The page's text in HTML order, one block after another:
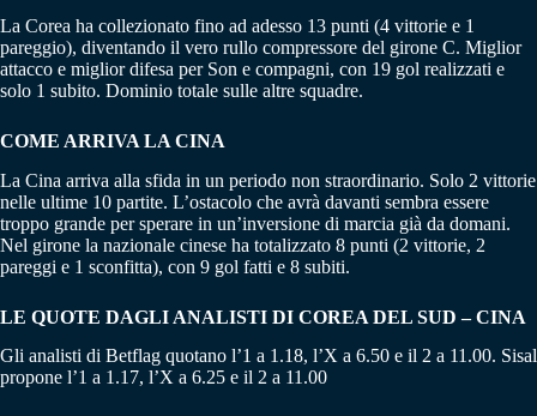
La Corea ha collezionato fino ad adesso 13 punti (4 vittorie e 1
pareggio), diventando il vero rullo compressore del girone C. Miglior
attacco e miglior difesa per Son e compagni, con 19 gol realizzati e
solo 1 subito. Dominio totale sulle altre squadre.
COME ARRIVA LA CINA
La Cina arriva alla sfida in un periodo non straordinario. Solo 2 vittorie
nelle ultime 10 partite. L’ostacolo che avrà davanti sembra essere
troppo grande per sperare in un’inversione di marcia già da domani.
Nel girone la nazionale cinese ha totalizzato 8 punti (2 vittorie, 2
pareggi e 1 sconfitta), con 9 gol fatti e 8 subiti.
LE QUOTE DAGLI ANALISTI DI COREA DEL SUD – CINA
Gli analisti di Betflag quotano l’1 a 1.18, l’X a 6.50 e il 2 a 11.00. Sisal
propone l’1 a 1.17, l’X a 6.25 e il 2 a 11.00